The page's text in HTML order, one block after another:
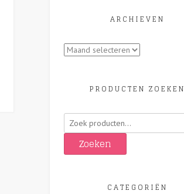
ARCHIEVEN
Archieven
PRODUCTEN ZOEKEN
Zoeken
naar:
Zoeken
CATEGORIËN